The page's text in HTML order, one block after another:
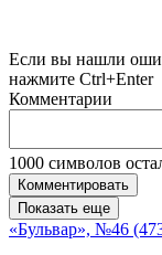
Если вы нашли
нажмите Ctrl+Enter
Комментарии
1000 символов
Комментировать
Показать еще
«Бульвар», №46